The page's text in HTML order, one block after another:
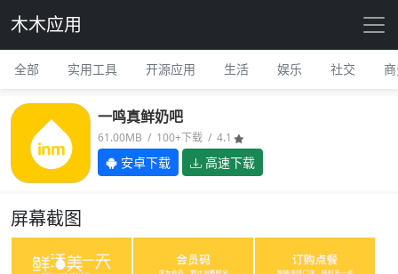
木木应用
全部 实用工具 开源应用 生活 娱乐 社交
一鸣真鲜奶吧
61.00MB / 100+下载 / 4.1
安卓下载 高速下载
屏幕截图